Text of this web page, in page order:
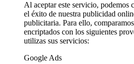
Al aceptar este servicio, podemos
el éxito de nuestra publicidad
publicitaria. Para ello,
encriptados con los siguientes
utilizas sus servicios:
Google Ads